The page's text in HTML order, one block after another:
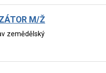
M/Ž
zemědělský